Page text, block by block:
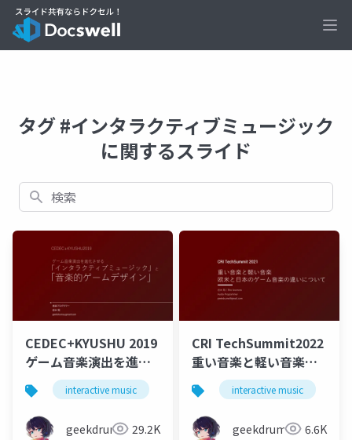
タグ #インタラクティブミュージック
に関するスライド
検索
CEDEC+KYUSHU 2019
ゲーム音楽演出を進化
させる「インタラクテ
ィブミュージック」と
「音楽的ゲームデザイ
interactive music game music
geekdrums 29.2K
CRI TechSummit2022
重い音楽と軽い音楽
欧米と日本のゲーム音
楽の違いについて
interactive music
geekdrums 6.6K